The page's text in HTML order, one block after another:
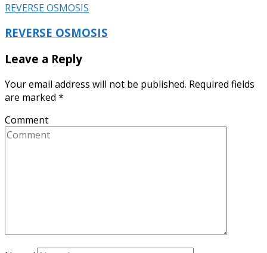
REVERSE OSMOSIS
REVERSE OSMOSIS
Leave a Reply
Your email address will not be published. Required fields
are marked *
Comment